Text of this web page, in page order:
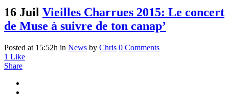
16 Juil Vieilles Charrues 2015: Le concert
de Muse à suivre de ton canap’
Posted at 15:52h in News by Chris 0 Comments
1 Like
Share